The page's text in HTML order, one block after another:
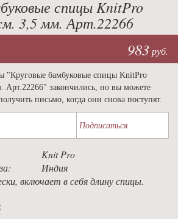
спицы KnitPro
3,5 мм. Арт.22266
983 руб.
"Круговые бамбуковые спицы KnitPro
Арт.22266" закончились, но вы можете
письмо, когда они снова поступят.
Подписаться
Knit Pro
Индия
включает в себя длину спицы.